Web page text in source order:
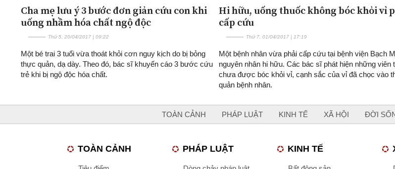
Cha mẹ lưu ý 3 bước đơn giản cứu con khi
uống nhầm hóa chất ngộ độc
Thứ 5, 20/04/2017 | 09:22
Một bé trai 3 tuổi vừa thoát khỏi cơn nguy kịch do bị bỏng
thực quản, dạ dày. Theo đó, bác sĩ khuyến cáo 3 bước cứu
trẻ khi bị ngộ độc hóa chất.
Hi hữu, uống thuốc không bóc khỏi vỉ
cấp cứu
Thứ 7, 01/04/2017 | 17:19
Một bệnh nhân vừa phải cấp cứu tại bệnh viện Bạch
nguyên nhân hi hữu. Các bác sĩ phát hiện những viên
chưa được bóc khỏi vỉ, cạnh sắc của vỉ đã chọc vào
quản bệnh nhân.
TOÀN CẢNH PHÁP LUẬT KINH TẾ XÃ HỘI ĐỜI
TOÀN CẢNH PHÁP LUẬT KINH TẾ